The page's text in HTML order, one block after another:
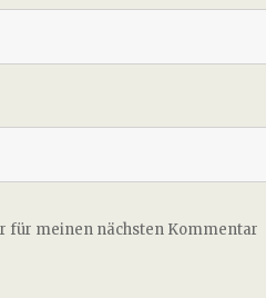
für meinen nächsten Kommentar